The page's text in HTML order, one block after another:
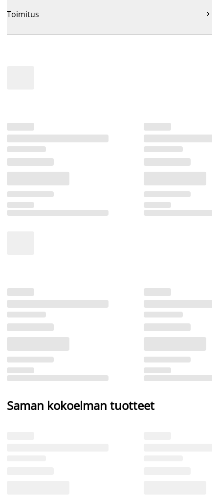
Toimitus 
Saman kokoelman tuotteet